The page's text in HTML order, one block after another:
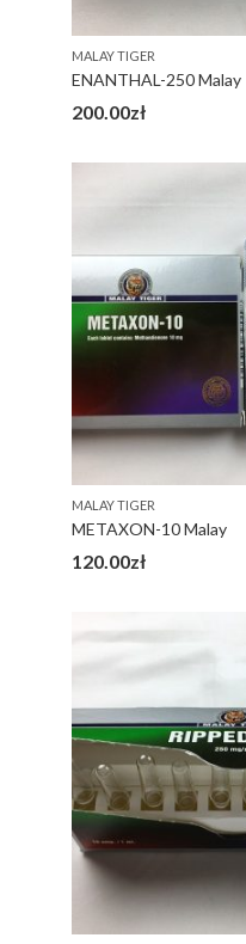
MALAY TIGER
ENANTHAL-250 Malay
200.00zł
MALAY TIGER
METAXON-10 Malay
120.00zł